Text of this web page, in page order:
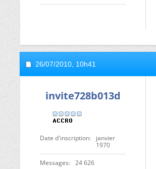
26/07/2010, 10h41
invite728b013d
Date d'inscription
janvier
1970
Messages 24 626